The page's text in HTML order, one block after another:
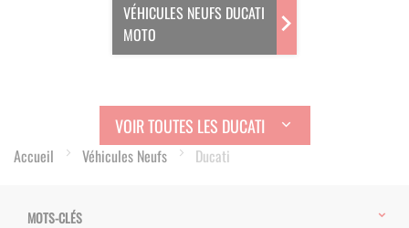
VÉHICULES NEUFS DUCATI
MOTO
VOIR TOUTES LES DUCATI
Accueil Véhicules Neufs Ducati
MOTS-CLÉS